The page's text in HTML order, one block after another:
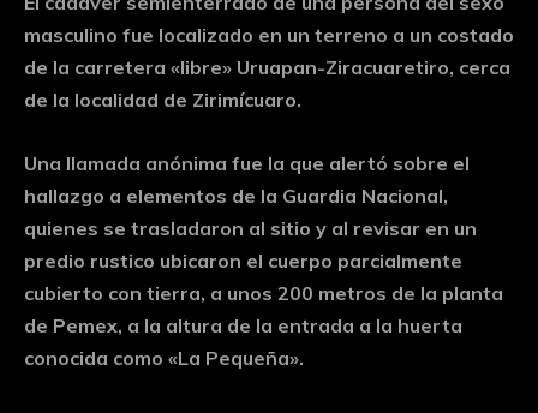
masculino fue localizado en un terreno a un costado
de la carretera «libre» Uruapan-Ziracuaretiro, cerca
de la localidad de Zirimícuaro.
Una llamada anónima fue la que alertó sobre el
hallazgo a elementos de la Guardia Nacional,
quienes se trasladaron al sitio y al revisar en un
predio rustico ubicaron el cuerpo parcialmente
cubierto con tierra, a unos 200 metros de la planta
de Pemex, a la altura de la entrada a la huerta
conocida como «La Pequeña».